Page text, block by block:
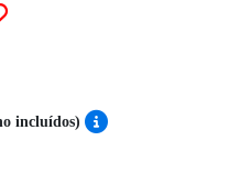
incluídos)